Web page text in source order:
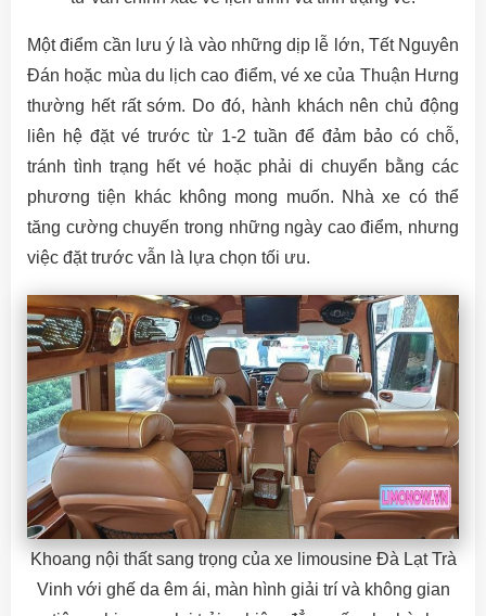
Một điểm cần lưu ý là vào những dịp lễ lớn, Tết Nguyên
Đán hoặc mùa du lịch cao điểm, vé xe của Thuận Hưng
thường hết rất sớm. Do đó, hành khách nên chủ động
liên hệ đặt vé trước từ 1-2 tuần để đảm bảo có chỗ,
tránh tình trạng hết vé hoặc phải di chuyển bằng các
phương tiện khác không mong muốn. Nhà xe có thể
tăng cường chuyến trong những ngày cao điểm, nhưng
việc đặt trước vẫn là lựa chọn tối ưu.
Khoang nội thất sang trọng của xe limousine Đà Lạt Trà
Vinh với ghế da êm ái, màn hình giải trí và không gian